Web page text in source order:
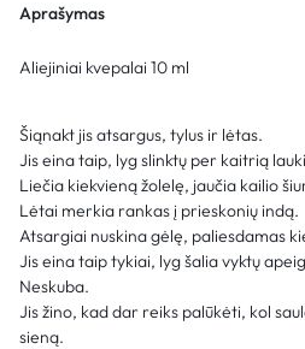
Aprašymas
Aliejiniai kvepalai 10 ml
Šiąnakt jis atsargus, tylus ir lėtas.
Jis eina taip, lyg slinktų per kaitrią
Liečia kiekvieną žolelę, jaučia kailio
Lėtai merkia rankas į prieskonių indą.
Atsargiai nuskina gėlę, paliesdamas
Jis eina taip tykiai, lyg šalia vyktų
Neskuba.
Jis žino, kad dar reiks palūkėti, kol
sieną.